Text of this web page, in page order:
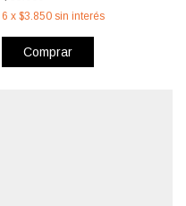
6 x $3.850 sin interés
Comprar